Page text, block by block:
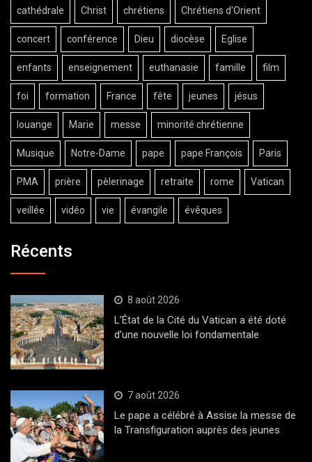
cathédrale Christ chrétiens Chrétiens d'Orient
concert conférence Dieu diocèse Eglise
enfants enseignement euthanasie famille film
foi formation France fête jeunes jésus
louange Marie messe minorité chrétienne
Musique Notre-Dame pape pape François Paris
PMA prière pèlerinage retraite rome Vatican
veillée vidéo vie évangile évêques
Récents
8 août 2026
L’État de la Cité du Vatican a été doté
d’une nouvelle loi fondamentale
7 août 2026
Le pape a célébré à Assise la messe de
la Transfiguration auprès des jeunes